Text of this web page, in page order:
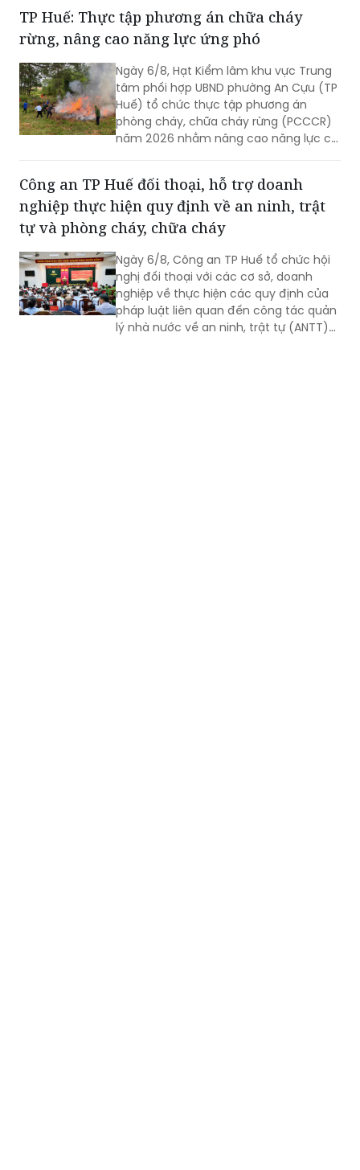
Cửa Mẹc (xã Kim Ngân), góp phần
mang đến môi trường học tập, vui chơi
an toàn, lành mạnh cho trẻ em vùng
khó khăn.
TP Huế: Thực tập phương án chữa cháy
rừng, nâng cao năng lực ứng phó
Ngày 6/8, Hạt Kiểm lâm khu vực Trung
tâm phối hợp UBND phường An Cựu (TP
phòng cháy, chữa cháy rừng (PCCCR)
năm 2026 nhằm nâng cao năng lực chỉ
huy, điều hành và khả năng phối hợp xử
lý các tình huống cháy rừng.
Công an TP Huế đối thoại, hỗ trợ doanh
nghiệp thực hiện quy định về an ninh, trật
tự và phòng cháy, chữa cháy
Ngày 6/8, Công an TP Huế tổ chức hội
nghị đối thoại với các cơ sở, doanh